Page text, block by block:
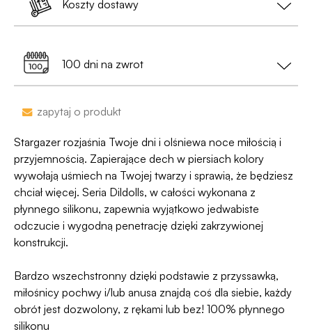
• Na etykiecie znajdzie sięneutralny nadawca,
Dyskrecji — jeśli ją naruszymy, zwrócimy Ci
pieniądze 🧡
Jest już po 13:00? Zamów teraz – wyślemy w
Koszty dostawy
przy zamówieniu za min. 199 zł
100 dni na zwrot
100 dni na zwrot. Sam proces jesy niezwykle
prosty, ponieważ
jesteśmy uczestnikiem
programu Wygodne Zwroty®
zapytaj o produkt
Stargazer rozjaśnia Twoje dni i olśniewa noce miłością i
przyjemnością. Zapierające dech w piersiach kolory
wywołają uśmiech na Twojej twarzy i sprawią, że będziesz
chciał więcej. Seria Dildolls, w całości wykonana z
płynnego silikonu, zapewnia wyjątkowo jedwabiste
odczucie i wygodną penetrację dzięki zakrzywionej
konstrukcji.
Bardzo wszechstronny dzięki podstawie z przyssawką,
miłośnicy pochwy i/lub anusa znajdą coś dla siebie, każdy
obrót jest dozwolony, z rękami lub bez! 100% płynnego
silikonu